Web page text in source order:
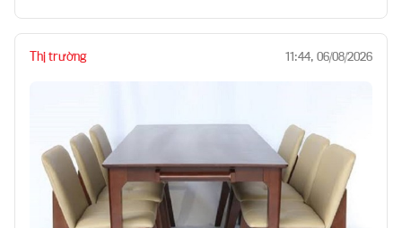
Thị trường 11:44, 06/08/2026